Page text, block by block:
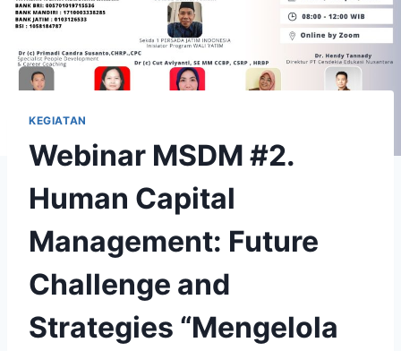
KEGIATAN
Webinar MSDM #2.
Human Capital
Management: Future
Challenge and
Strategies “Mengelola